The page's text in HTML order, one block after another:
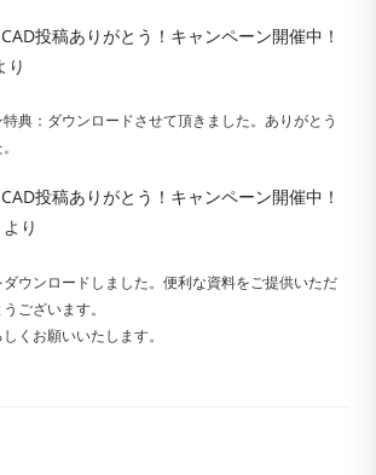
CAD投稿ありがとう！キャンペーン開催中！
り
典：ダウンロードさせて頂きました。ありがとう
CAD投稿ありがとう！キャンペーン開催中！
より
ウンロードしました。便利な資料をご提供いただ
ございます。
くお願いいたします。